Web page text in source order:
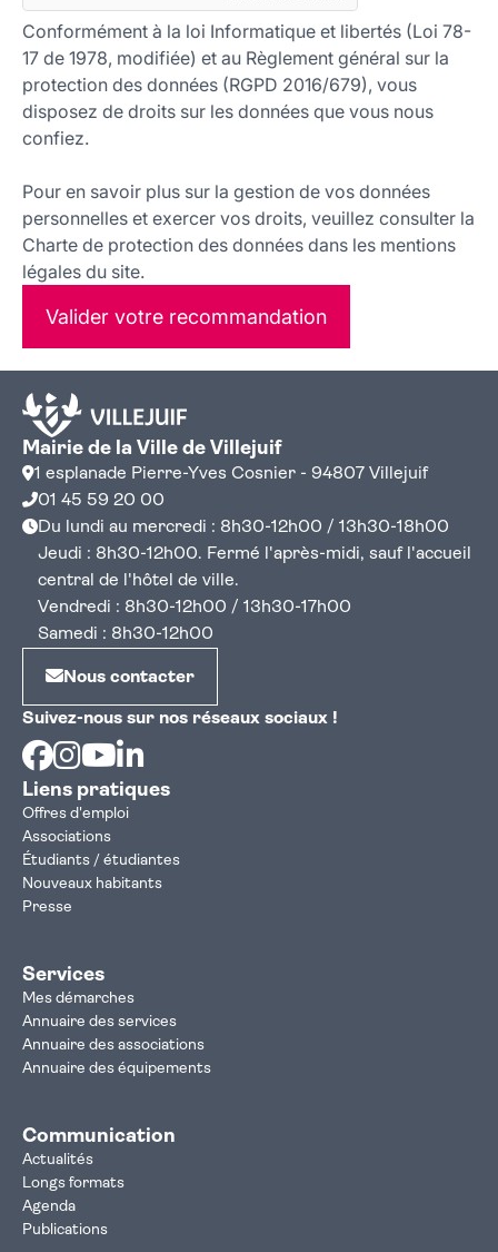
Conformément à la loi Informatique et libertés (Loi 78-
17 de 1978, modifiée) et au Règlement général sur la
protection des données (RGPD 2016/679), vous
disposez de droits sur les données que vous nous
confiez.
Pour en savoir plus sur la gestion de vos données
personnelles et exercer vos droits, veuillez consulter la
Charte de protection des données dans les mentions
légales du site.
Valider votre recommandation
Mairie de la Ville de Villejuif
1 esplanade Pierre-Yves Cosnier - 94807 Villejuif
01 45 59 20 00
Du lundi au mercredi : 8h30-12h00 / 13h30-18h00
Jeudi : 8h30-12h00. Fermé l'après-midi, sauf l'accueil
central de l'hôtel de ville.
Vendredi : 8h30-12h00 / 13h30-17h00
Samedi : 8h30-12h00
Nous contacter
Suivez-nous sur nos réseaux sociaux !
Facebook
Instagram
Youtube
Liens pratiques
Offres d'emploi
Associations
Étudiants / étudiantes
Nouveaux habitants
Presse
Services
Mes démarches
Annuaire des services
Annuaire des associations
Annuaire des équipements
Communication
Actualités
Longs formats
Agenda
Publications